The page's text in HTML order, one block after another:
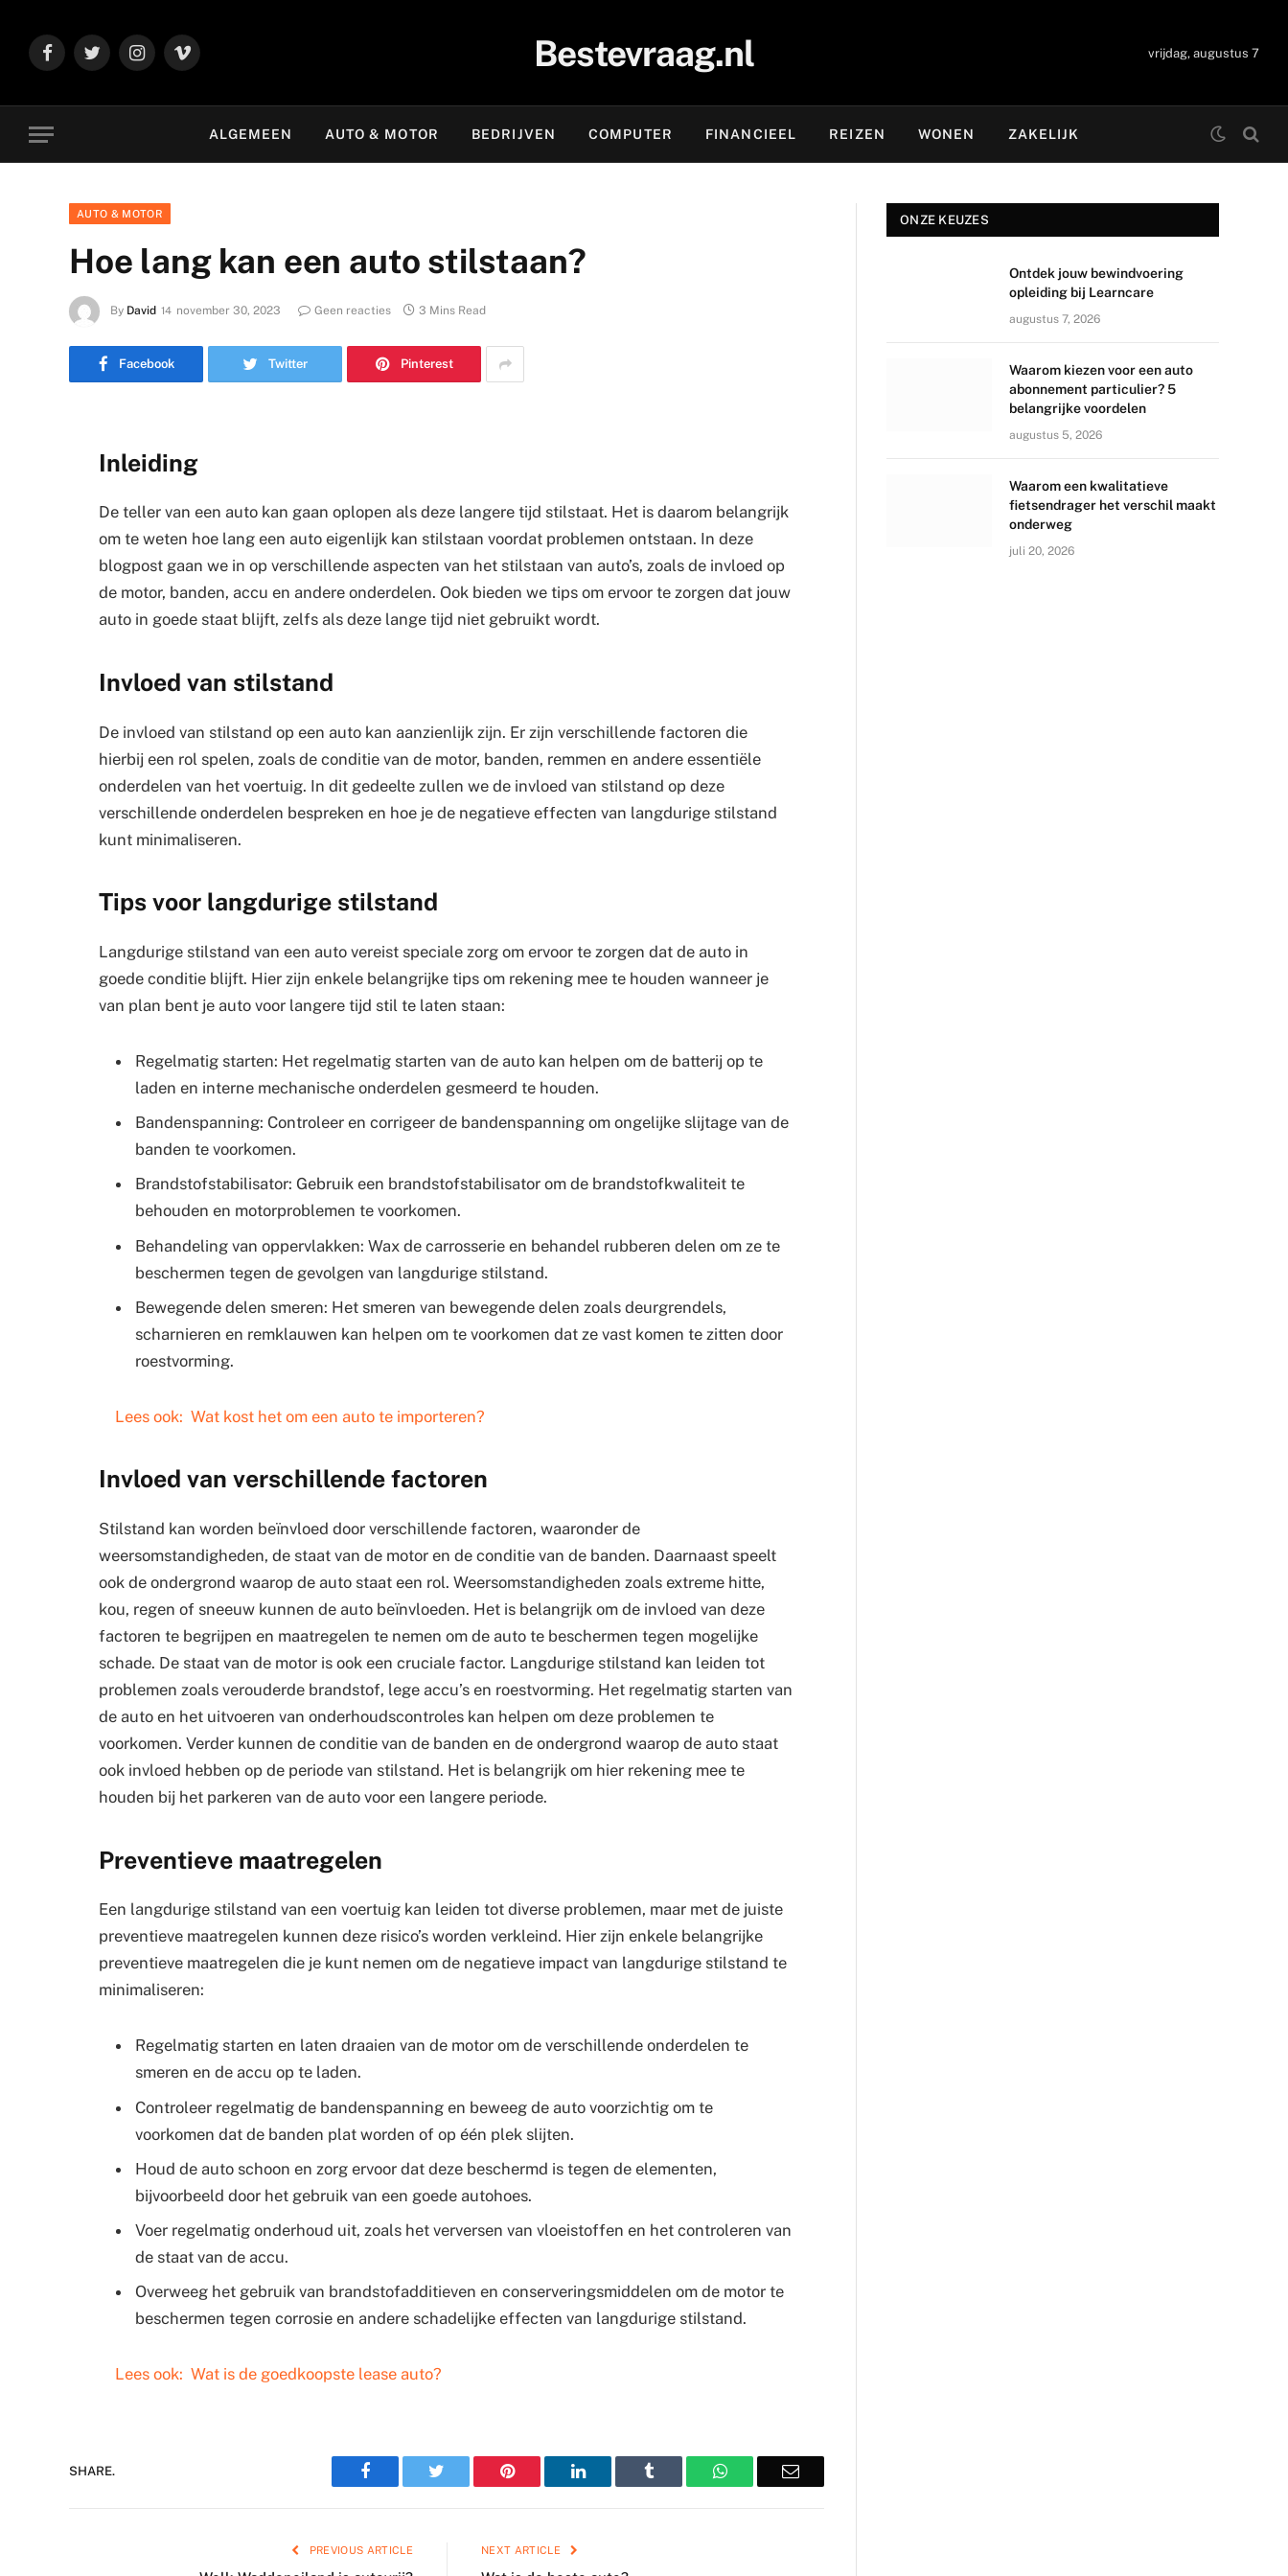
FacebookTwitter Instagram
Vimeo Bestevraag.nl vrijdag, augustus 7
ALGEMEEN AUTO & MOTOR BEDRIJVEN COMPUTER FINANCIEEL REIZEN WONEN ZAKELIJK
AUTO & MOTOR
Hoe lang kan een auto stilstaan?
By David november 30, 2023 Geen reacties 3 Mins Read
Facebook Twitter Pinterest
Inleiding
De teller van een auto kan gaan oplopen als deze langere tijd stilstaat. Het is daarom belangrijk
om te weten hoe lang een auto eigenlijk kan stilstaan voordat problemen ontstaan. In deze
blogpost gaan we in op verschillende aspecten van het stilstaan van auto’s, zoals de invloed op
de motor, banden, accu en andere onderdelen. Ook bieden we tips om ervoor te zorgen dat jouw
auto in goede staat blijft, zelfs als deze lange tijd niet gebruikt wordt.
Invloed van stilstand
De invloed van stilstand op een auto kan aanzienlijk zijn. Er zijn verschillende factoren die
hierbij een rol spelen, zoals de conditie van de motor, banden, remmen en andere essentiële
onderdelen van het voertuig. In dit gedeelte zullen we de invloed van stilstand op deze
verschillende onderdelen bespreken en hoe je de negatieve effecten van langdurige stilstand
kunt minimaliseren.
Tips voor langdurige stilstand
Langdurige stilstand van een auto vereist speciale zorg om ervoor te zorgen dat de auto in
goede conditie blijft. Hier zijn enkele belangrijke tips om rekening mee te houden wanneer je
van plan bent je auto voor langere tijd stil te laten staan:
Regelmatig starten: Het regelmatig starten van de auto kan helpen om de batterij op te
laden en interne mechanische onderdelen gesmeerd te houden.
Bandenspanning: Controleer en corrigeer de bandenspanning om ongelijke slijtage van de
banden te voorkomen.
Brandstofstabilisator: Gebruik een brandstofstabilisator om de brandstofkwaliteit te
behouden en motorproblemen te voorkomen.
Behandeling van oppervlakken: Wax de carrosserie en behandel rubberen delen om ze te
beschermen tegen de gevolgen van langdurige stilstand.
Bewegende delen smeren: Het smeren van bewegende delen zoals deurgrendels,
scharnieren en remklauwen kan helpen om te voorkomen dat ze vast komen te zitten door
roestvorming.
Lees ook: Wat kost het om een auto te importeren?
Invloed van verschillende factoren
Stilstand kan worden beïnvloed door verschillende factoren, waaronder de
weersomstandigheden, de staat van de motor en de conditie van de banden. Daarnaast speelt
ook de ondergrond waarop de auto staat een rol. Weersomstandigheden zoals extreme hitte,
kou, regen of sneeuw kunnen de auto beïnvloeden. Het is belangrijk om de invloed van deze
factoren te begrijpen en maatregelen te nemen om de auto te beschermen tegen mogelijke
schade. De staat van de motor is ook een cruciale factor. Langdurige stilstand kan leiden tot
problemen zoals verouderde brandstof, lege accu’s en roestvorming. Het regelmatig starten van
de auto en het uitvoeren van onderhoudscontroles kan helpen om deze problemen te
voorkomen. Verder kunnen de conditie van de banden en de ondergrond waarop de auto staat
ook invloed hebben op de periode van stilstand. Het is belangrijk om hier rekening mee te
houden bij het parkeren van de auto voor een langere periode.
Preventieve maatregelen
Een langdurige stilstand van een voertuig kan leiden tot diverse problemen, maar met de juiste
preventieve maatregelen kunnen deze risico’s worden verkleind. Hier zijn enkele belangrijke
preventieve maatregelen die je kunt nemen om de negatieve impact van langdurige stilstand te
minimaliseren:
Regelmatig starten en laten draaien van de motor om de verschillende onderdelen te
smeren en de accu op te laden.
Controleer regelmatig de bandenspanning en beweeg de auto voorzichtig om te
voorkomen dat de banden plat worden of op één plek slijten.
Houd de auto schoon en zorg ervoor dat deze beschermd is tegen de elementen,
bijvoorbeeld door het gebruik van een goede autohoes.
Voer regelmatig onderhoud uit, zoals het verversen van vloeistoffen en het controleren van
de staat van de accu.
Overweeg het gebruik van brandstofadditieven en conserveringsmiddelen om de motor te
beschermen tegen corrosie en andere schadelijke effecten van langdurige stilstand.
Lees ook: Wat is de goedkoopste lease auto?
SHARE. Facebook Twitter Pinterest LinkedIn Tumblr WhatsAppEmail
PREVIOUS ARTICLE NEXT ARTICLE
ONZE KEUZES
Ontdek jouw bewindvoering
opleiding bij Learncare
augustus 7, 2026
Waarom kiezen voor een auto
abonnement particulier? 5
belangrijke voordelen
augustus 5, 2026
Waarom een kwalitatieve
fietsendrager het verschil maakt
onderweg
juli 20, 2026